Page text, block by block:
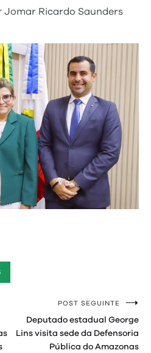
Jomar Ricardo Saunders
POST SEGUINTE
Deputado estadual George
Lins visita sede da Defensoria
Pública do Amazonas